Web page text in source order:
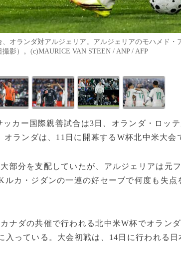
オランダ対アルジェリア。アルジェリアのモハメド・
撮影）。(c)MAURICE VAN STEEN / ANP / AFP
ッカー国際親善試合は3日、オランダ・ロッ
オランダは、11日に開幕するW杯北中米大会
部分を支配していたが、アルジェリアは元
ルカ・ジダンの一連の好セーブで何度も失
ナダの共催で行われる北中米W杯でオラン
入っている。大会初戦は、14日に行われる